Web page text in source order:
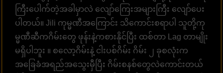
ကြီးပေါက်တဲ့အခါမှာလဲ လျော်ကြေးအများကြီး လျော်ပေး
ပါတယ်။ Jili ကုမ္မဏီအကြောင်း သိကောင်းစရာပါ သူတို့ကု
မ္မဏီဆီကဂိမ်းတွေ ဖုန်းနဲ့ကစားနိုင်ပြီး ထစ်တာ Lag တာမျိုး
မရှိပါဘူး ။ စလော့ဂိမ်းနဲ့ ငါးပစ်ဂိမ်း ဂိမ်း ၂ ခုစလုံးက
အခြေခံအရည်အသွေးမှီပြီး ဂိမ်းစနစ်တွေလဲကောင်းတယ်